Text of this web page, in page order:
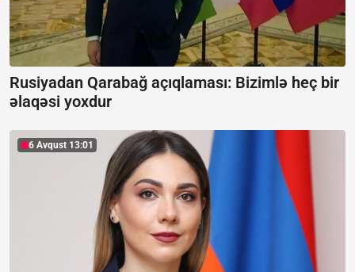
Rusiyadan Qarabağ açıqlaması: Bizimlə heç bir
əlaqəsi yoxdur
6 Avqust 13:01